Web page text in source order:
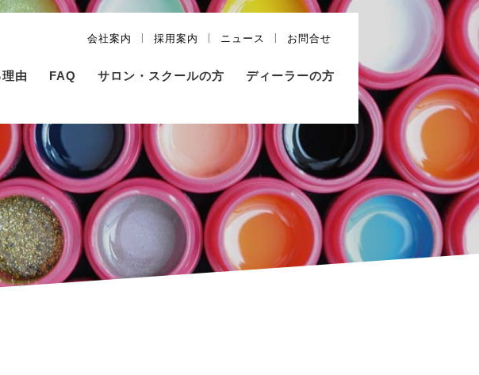
会社案内 採用案内 ニュース お問合せ
由 FAQ サロン・スクールの方
ディーラーの方